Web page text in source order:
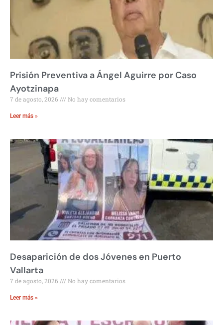
Prisión Preventiva a Ángel Aguirre por Caso
Ayotzinapa
7 de agosto, 2026 No hay comentarios
Leer más »
Desaparición de dos Jóvenes en Puerto
Vallarta
7 de agosto, 2026 No hay comentarios
Leer más »